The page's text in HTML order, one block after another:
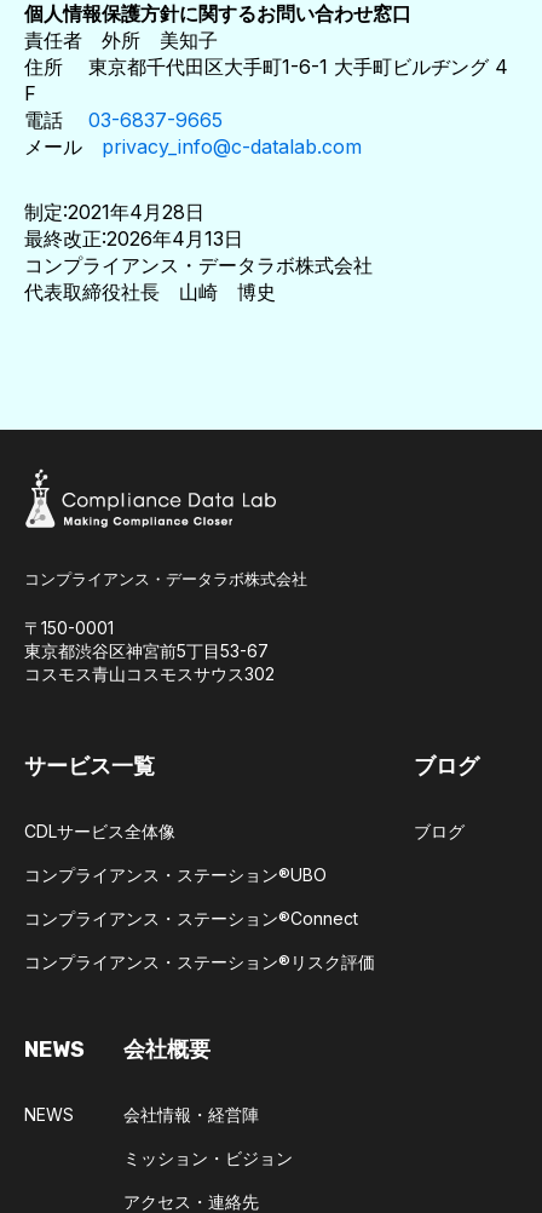
個人情報保護方針に関するお問い合わせ窓口
責任者 外所 美知子
住所 東京都千代田区大手町1-6-1 大手町ビルヂング 4
F
電話 03-6837-9665
メール privacy_info@c-datalab.com
制定:2021年4月28日
最終改正:2026年4月13日
コンプライアンス・データラボ株式会社
代表取締役社長 山崎 博史
コンプライアンス・データラボ株式会社
〒150-0001
東京都渋谷区神宮前5丁目53-67
コスモス青山コスモスサウス302
サービス一覧
CDLサービス全体像
コンプライアンス・ステーション®UBO​
コンプライアンス・ステーション®Connect​
コンプライアンス・ステーション®リスク評価
ブログ
ブログ
NEWS
NEWS
会社概要
会社情報・経営陣
ミッション・ビジョン
アクセス・連絡先